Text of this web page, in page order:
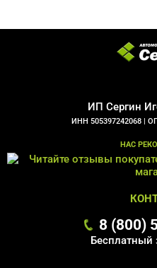
ИП Сергин
ИНН 505397242068 |
НАС
8 (800)